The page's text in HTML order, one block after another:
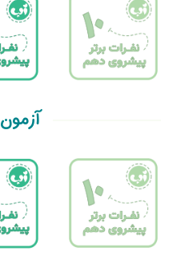
آزمون 16 مهر